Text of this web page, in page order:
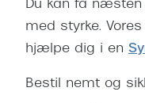
Du kan få næsten
med styrke.
hjælpe dig i en
Bestil nemt og